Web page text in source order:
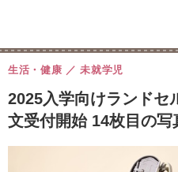
2025入学向けランドセ
文受付開始 14枚目の写
生活・健康 未就学児